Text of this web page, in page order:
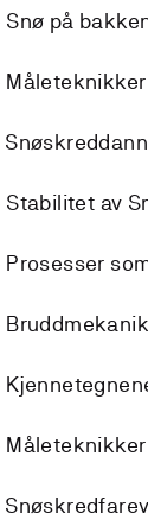
Snø på
Måleteknikker
Stabilitet av
Prosesser
Måleteknikker